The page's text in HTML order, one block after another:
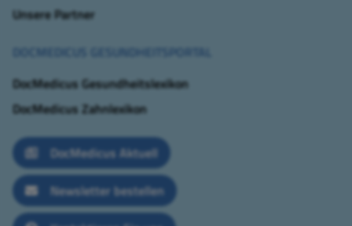
Unsere Partner
DOCMEDICUS GESUNDHEITSPORTAL
DocMedicus Gesundheitslexikon
DocMedicus Zahnlexikon
DocMedicus Aktuell
Newsletter bestellen